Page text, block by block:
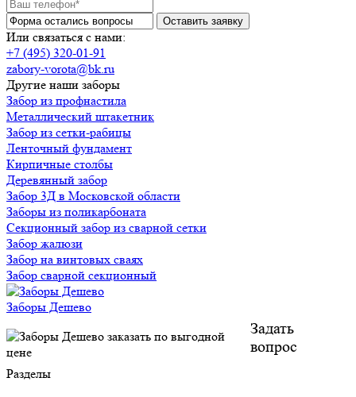
Или связаться с нами:
+7 (495) 320-01-91
zabory-vorota@bk.ru
Другие наши заборы
Забор из профнастила
Металлический штакетник
Забор из сетки-рабицы
Ленточный фундамент
Кирпичные столбы
Деревянный забор
Забор 3Д в Московской области
Заборы из поликарбоната
Секционный забор из сварной сетки
Забор жалюзи
Забор на винтовых сваях
Забор сварной секционный
Заборы Дешево
Задать
вопрос
Разделы